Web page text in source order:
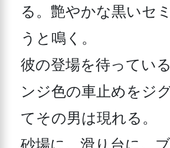
る。艶やかな黒いセ
うと鳴く。
彼の登場を待ってい
ンジ色の車止めをジ
てその男は現れる。
砂場に、滑り台に、ブ